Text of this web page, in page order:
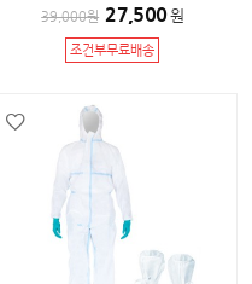
39,000원 27,500원
조건부무료배송